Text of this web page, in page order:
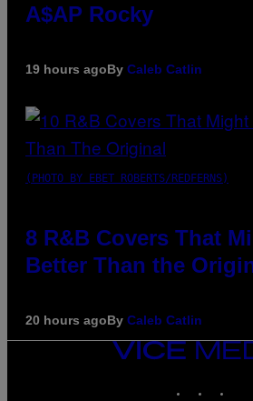
A$AP Rocky
19 hours agoBy Caleb Catlin
(PHOTO BY EBET ROBERTS/REDFERNS)
8 R&B Covers That
Better Than the
20 hours agoBy Caleb Catlin
VICE
MEDIA